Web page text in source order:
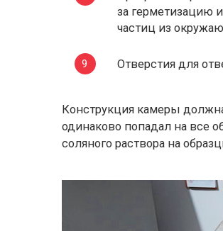
за герметизацию
частиц из
Отверстия для
Конструкция камеры
одинаково попадал на все
соляного раствора на